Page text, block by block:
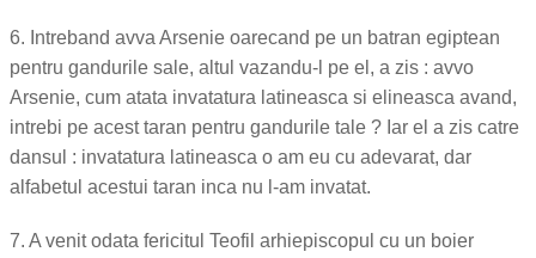
6. Intreband avva Arsenie oarecand pe un batran egiptean
pentru gandurile sale, altul vazandu-l pe el, a zis : avvo
Arsenie, cum atata invatatura latineasca si elineasca avand,
intrebi pe acest taran pentru gandurile tale ? Iar el a zis catre
dansul : invatatura latineasca o am eu cu adevarat, dar
alfabetul acestui taran inca nu l-am invatat.
7. A venit odata fericitul Teofil arhiepiscopul cu un boier